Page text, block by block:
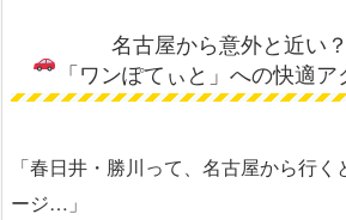
名古屋から意外と近い？
「ワンぽてぃと」への快適ア
「春日井・勝川って、名古屋から行
ージ…」